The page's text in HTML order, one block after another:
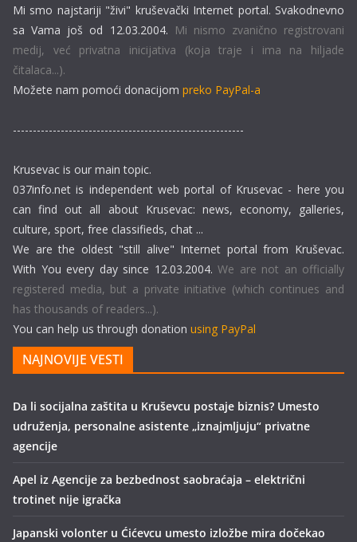
Mi smo najstariji "živi" kruševački Internet portal. Svakodnevno
sa Vama još od 12.03.2004. Mi nismo zvanično registrovani
medij, već privatna inicijativa (koja traje i ima na hiljade
čitalaca...).
Možete nam pomoći donacijom preko PayPal-a
----------------------------------------------------------
Krusevac is our main topic.
037info.net is independent web portal of Krusevac - here you
can find out all about Krusevac: news, economy, galleries,
culture, sport, free classifieds, chat ...
We are the oldest "still alive" Internet portal from Kruševac.
With You every day since 12.03.2004. We are not an officially
registered media, but a private initiative (which continues and
has thousands of readers...).
You can help us through donation using PayPal
NAJNOVIJE VESTI
Da li socijalna zaštita u Kruševcu postaje biznis? Umesto
udruženja, personalne asistente „iznajmljuju“ privatne
agencije
Apel iz Agencije za bezbednost saobraćaja – električni
trotinet nije igračka
Japanski volonter u Ćićevcu umesto izložbe mira dočekao